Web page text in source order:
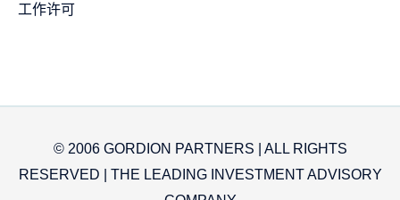
工作许可
© 2006 GORDION PARTNERS | ALL RIGHTS
RESERVED | THE LEADING INVESTMENT ADVISORY